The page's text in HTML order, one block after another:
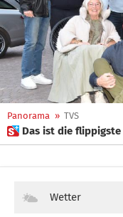
Panorama » TVS
Wetter